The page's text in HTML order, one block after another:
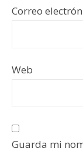
Correo
Web
Guarda mi